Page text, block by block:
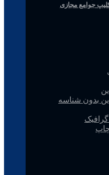
جوامع مجازی
بدون شناسه